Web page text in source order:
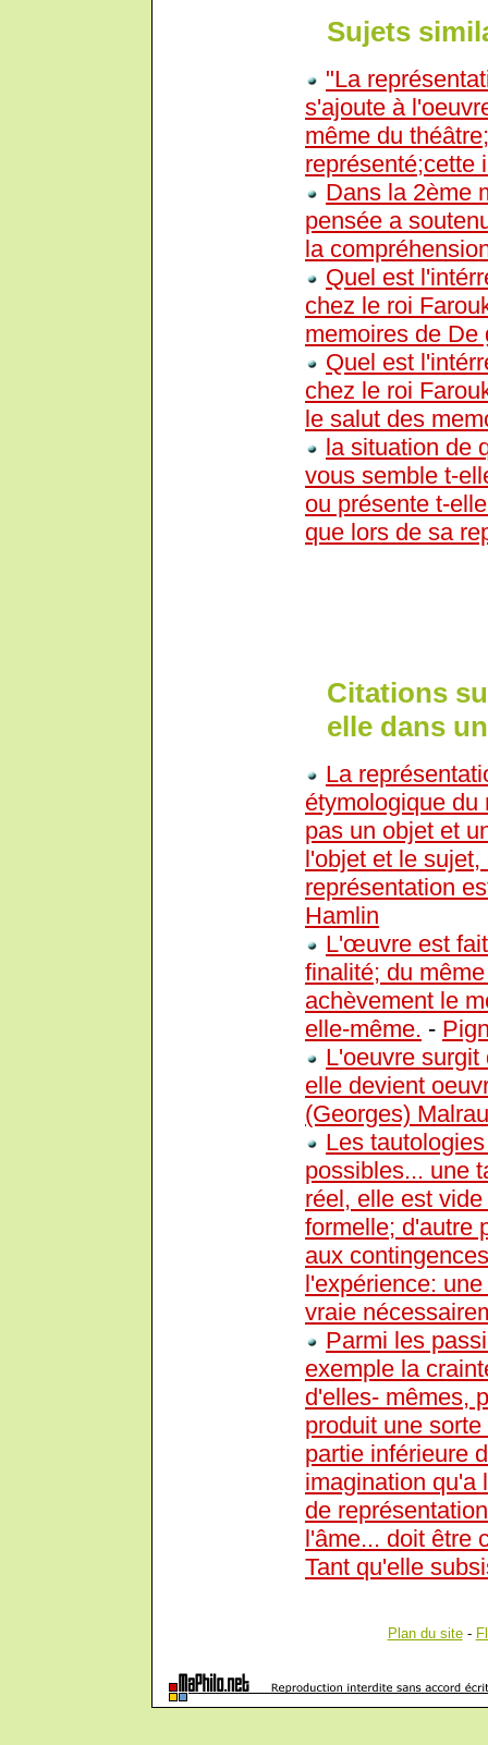
Sujets
"La
s'ajoute à
même du
représenté;cette
Dans la 2ème
pensée a
la
Quel est
chez le roi
memoires de De
Quel est
chez le roi
le salut des
la situation de
vous semble t-
ou présente t-
que lors de sa
Citations
elle dans
La
étymologique du
pas un objet et
l'objet et le
représentation
Hamlin
L'œuvre est
finalité; du
achèvement le
elle-même. -
L'oeuvre
elle devient
(Georges)
Les
possibles... une
réel, elle est
formelle; d'autre
aux
l'expérience:
vraie
Parmi les
exemple la
d'elles- mêmes,
produit une
partie inférieure
imagination qu'a
de
l'âme... doit être
Tant qu'elle
Plan du site-